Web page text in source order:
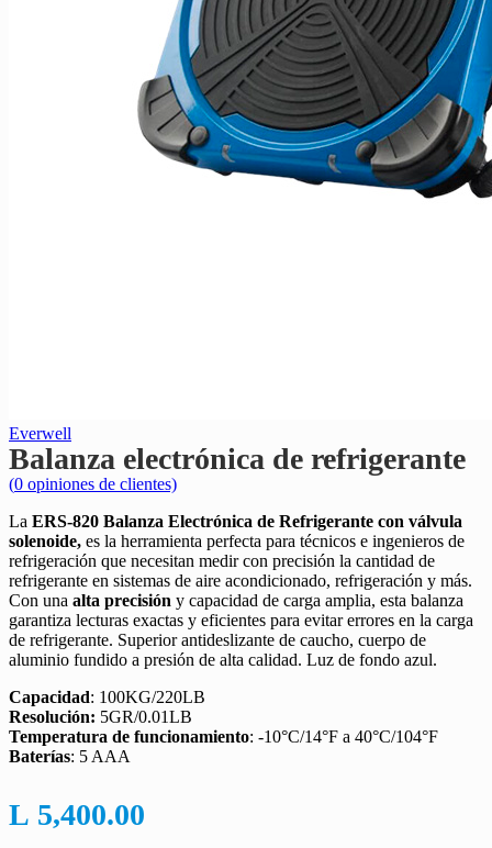
Everwell
Balanza electrónica de refrigerante
(0 opiniones de clientes)
La ERS-820 Balanza Electrónica de Refrigerante con válvula
solenoide, es la herramienta perfecta para técnicos e ingenieros de
refrigeración que necesitan medir con precisión la cantidad de
refrigerante en sistemas de aire acondicionado, refrigeración y más.
Con una alta precisión y capacidad de carga amplia, esta balanza
garantiza lecturas exactas y eficientes para evitar errores en la carga
de refrigerante. Superior antideslizante de caucho, cuerpo de
aluminio fundido a presión de alta calidad. Luz de fondo azul.
Capacidad: 100KG/220LB
Resolución: 5GR/0.01LB
Temperatura de funcionamiento: -10°C/14°F a 40°C/104°F
Baterías: 5 AAA
L 5,400.00